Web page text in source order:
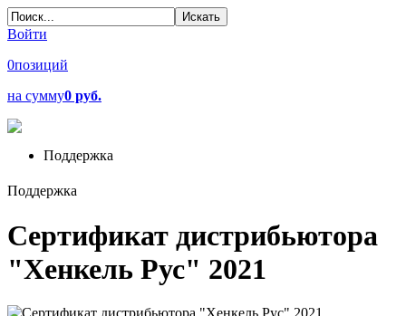
Войти
0позиций
на сумму0 руб.
Поддержка
Поддержка
Сертификат дистрибьютора
"Хенкель Рус" 2021